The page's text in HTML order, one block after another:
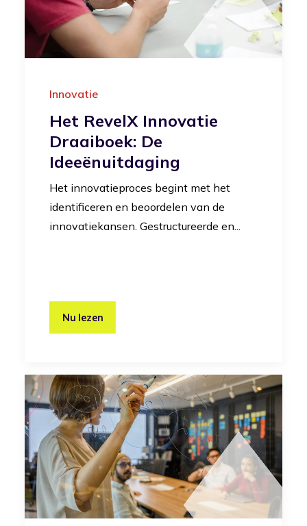
Innovatie
Het RevelX Innovatie
Draaiboek: De
Ideeënuitdaging
Het innovatieproces begint met het
identificeren en beoordelen van de
innovatiekansen. Gestructureerde en...
Nu lezen